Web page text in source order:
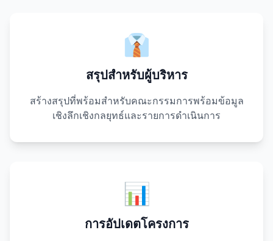
👔
สรุปสำหรับผู้บริหาร
สร้างสรุปที่พร้อมสำหรับคณะกรรมการพร้อมข้อมูล
เชิงลึกเชิงกลยุทธ์และรายการดำเนินการ
📊
การอัปเดตโครงการ